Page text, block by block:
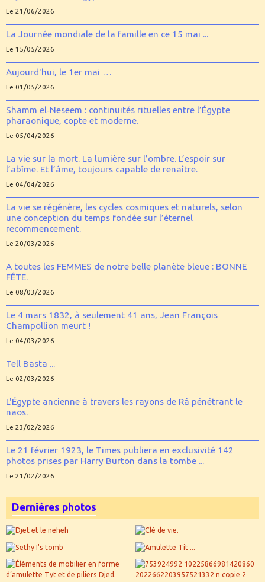
Le 21/06/2026
La Journée mondiale de la famille en ce 15 mai ...
Le 15/05/2026
Aujourd'hui, le 1er mai …
Le 01/05/2026
Shamm el‑Neseem : continuités rituelles entre l’Égypte
pharaonique, copte et moderne.
Le 05/04/2026
La vie sur la mort. La lumière sur l’ombre. L’espoir sur
l’abîme. Et l’âme, toujours capable de renaître.
Le 04/04/2026
La vie se régénère, les cycles cosmiques et naturels, selon
une conception du temps fondée sur l’éternel
recommencement.
Le 20/03/2026
A toutes les FEMMES de notre belle planète bleue : BONNE
FÊTE.
Le 08/03/2026
Le 4 mars 1832, à seulement 41 ans, Jean François
Champollion meurt !
Le 04/03/2026
Tell Basta ...
Le 02/03/2026
L'Égypte ancienne à travers les rayons de Râ pénétrant le
naos.
Le 23/02/2026
Le 21 février 1923, le Times publiera en exclusivité 142
photos prises par Harry Burton dans la tombe ...
Le 21/02/2026
Dernières photos